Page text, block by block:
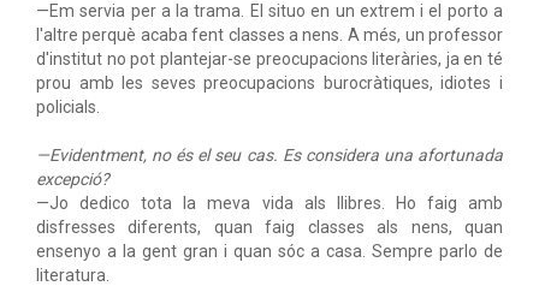
—Em servia per a la trama. El situo en un extrem i el porto a
l'altre perquè acaba fent classes a nens. A més, un professor
d'institut no pot plantejar-se preocupacions literàries, ja en té
prou amb les seves preocupacions burocràtiques, idiotes i
policials.
—Evidentment, no és el seu cas. Es considera una afortunada
excepció?
—Jo dedico tota la meva vida als llibres. Ho faig amb
disfresses diferents, quan faig classes als nens, quan
ensenyo a la gent gran i quan sóc a casa. Sempre parlo de
literatura.